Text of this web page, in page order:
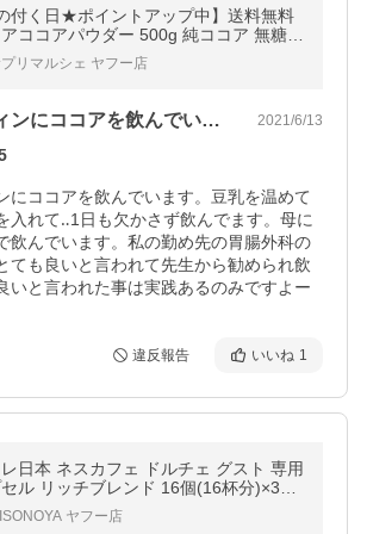
付く日★ポイントアップ中】送料無料
アココアパウダー 500g 純ココア 無糖
豆100％ インドネシア産 無香料 無添
加 砂糖不使用 ココア 爆買
リマルシェ ヤフー店
毎朝のルーティンにココアを飲んでいます… 2021/6/13
にココアを飲んでいます。豆乳を温めて
入れて‥1日も欠かさず飲んでます。母に
飲んでいます。私の勤め先の胃腸外科の
ても良いと言われて先生から勧められ飲
いと言われた事は実践あるのみですよー
違反報告 いいね 1
日本 ネスカフェ ドルチェ グスト 専用
ル リッチブレンド 16個(16杯分)×3箱
ケース)｜ 送料無料
ヤフー店